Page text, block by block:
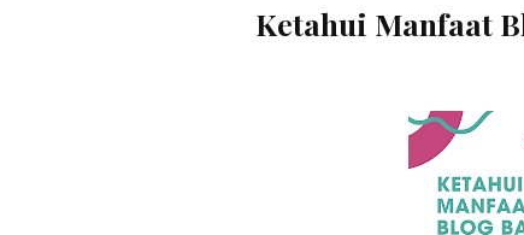
Ketahui Manfaat